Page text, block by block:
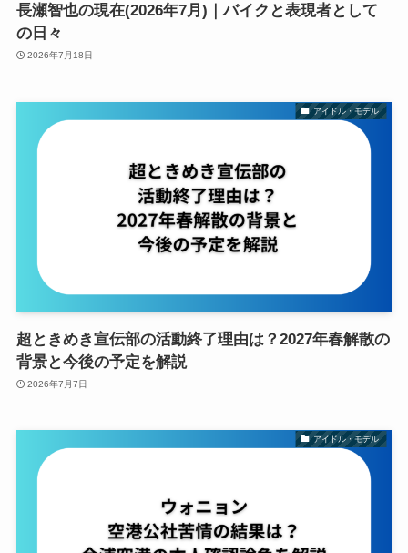
長瀬智也の現在(2026年7月)｜バイクと表現者として
の日々
2026年7月18日
アイドル・モデル
超ときめき宣伝部の活動終了理由は？2027年春解散の
背景と今後の予定を解説
2026年7月7日
アイドル・モデル